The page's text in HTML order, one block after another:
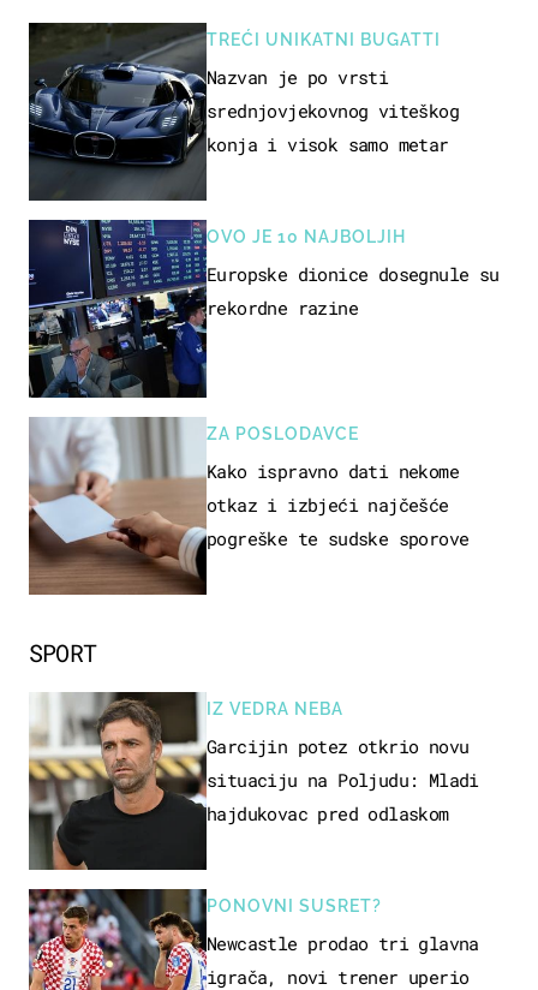
SPORT
IZ VEDRA NEBA
Garcijin potez otkrio novu
situaciju na Poljudu: Mladi
hajdukovac pred odlaskom
PONOVNI SUSRET?
Newcastle prodao tri glavna
igrača, novi trener uperio
TREĆI UNIKATNI BUGATTI
Nazvan je po vrsti
srednjovjekovnog viteškog
konja i visok samo metar
OVO JE 10 NAJBOLJIH
Europske dionice dosegnule su
rekordne razine
ZA POSLODAVCE
Kako ispravno dati nekome
otkaz i izbjeći najčešće
pogreške te sudske sporove